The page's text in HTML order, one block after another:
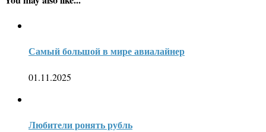
Самый большой в мире авиалайнер
01.11.2025
Любители ронять рубль